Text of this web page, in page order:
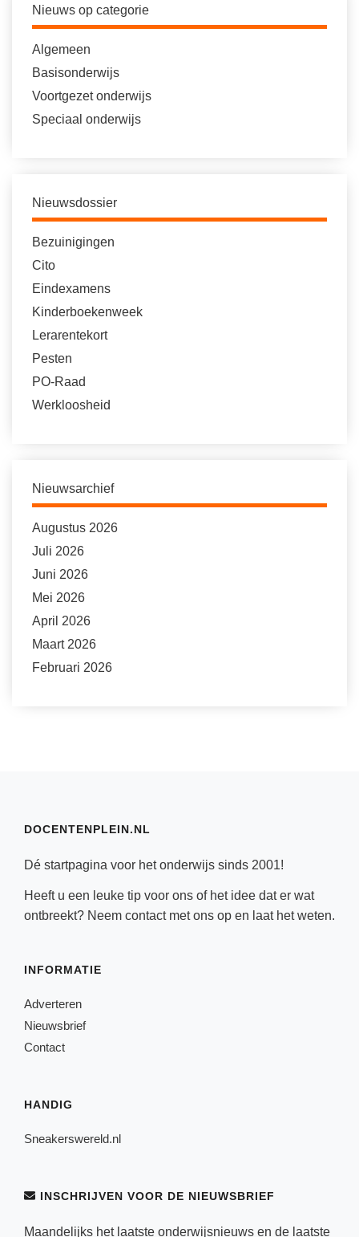
Nieuws op categorie
Algemeen
Basisonderwijs
Voortgezet onderwijs
Speciaal onderwijs
Nieuwsdossier
Bezuinigingen
Cito
Eindexamens
Kinderboekenweek
Lerarentekort
Pesten
PO-Raad
Werkloosheid
Nieuwsarchief
Augustus 2026
Juli 2026
Juni 2026
Mei 2026
April 2026
Maart 2026
Februari 2026
DOCENTENPLEIN.NL
Dé startpagina voor het onderwijs sinds 2001!
Heeft u een leuke tip voor ons of het idee dat er wat
ontbreekt? Neem contactmet ons op en laat het weten.
INFORMATIE
Adverteren
Nieuwsbrief
Contact
HANDIG
Sneakerswereld.nl
INSCHRIJVEN VOOR DE NIEUWSBRIEF
Maandelijks het laatste onderwijsnieuws en de laatste